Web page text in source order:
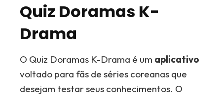
Quiz Doramas K-
Drama
O Quiz Doramas K-Drama é um aplicativo
voltado para fãs de séries coreanas que
desejam testar seus conhecimentos. O